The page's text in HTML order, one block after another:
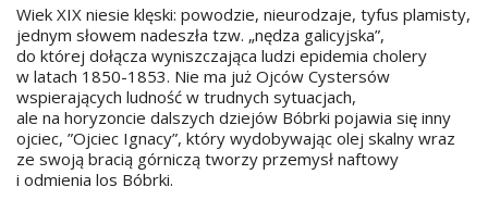
Wiek XIX niesie klęski: powodzie, nieurodzaje, tyfus plamisty,
jednym słowem nadeszła tzw. „nędza galicyjska”,
do której dołącza wyniszczająca ludzi epidemia cholery
w latach 1850-1853. Nie ma już Ojców Cystersów
wspierających ludność w trudnych sytuacjach,
ale na horyzoncie dalszych dziejów Bóbrki pojawia się inny
ojciec, ”Ojciec Ignacy”, który wydobywając olej skalny wraz
ze swoją bracią górniczą tworzy przemysł naftowy
i odmienia los Bóbrki.